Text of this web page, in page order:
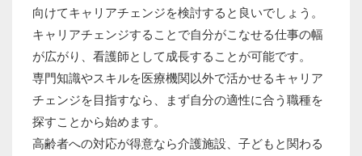
向けてキャリアチェンジを検討すると良いでしょう。
キャリアチェンジすることで自分がこなせる仕事の幅
が広がり、看護師として成長することが可能です。
専門知識やスキルを医療機関以外で活かせるキャリア
チェンジを目指すなら、まず自分の適性に合う職種を
探すことから始めます。
高齢者への対応が得意なら介護施設、子どもと関わる